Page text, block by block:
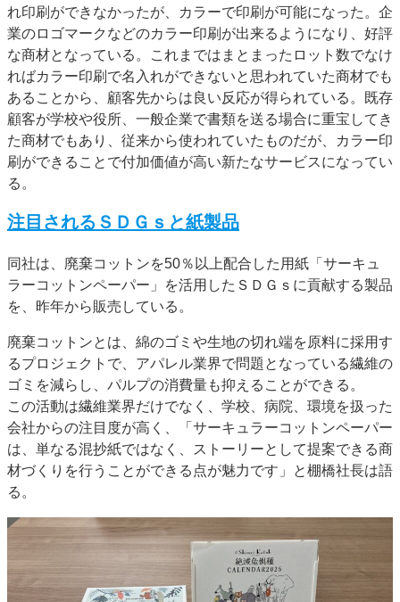
れ印刷ができなかったが、カラーで印刷が可能になった。企
業のロゴマークなどのカラー印刷が出来るようになり、好評
な商材となっている。これまではまとまったロット数でなけ
ればカラー印刷で名入れができないと思われていた商材でも
あることから、顧客先からは良い反応が得られている。既存
顧客が学校や役所、一般企業で書類を送る場合に重宝してき
た商材でもあり、従来から使われていたものだが、カラー印
刷ができることで付加価値が高い新たなサービスになってい
る。
注目されるＳＤＧｓと紙製品
同社は、廃棄コットンを50％以上配合した用紙「サーキュ
ラーコットンペーパー」を活用したＳＤＧｓに貢献する製品
を、昨年から販売している。
廃棄コットンとは、綿のゴミや生地の切れ端を原料に採用す
るプロジェクトで、アパレル業界で問題となっている繊維の
ゴミを減らし、パルプの消費量も抑えることができる。
この活動は繊維業界だけでなく、学校、病院、環境を扱った
会社からの注目度が高く、「サーキュラーコットンペーパー
は、単なる混抄紙ではなく、ストーリーとして提案できる商
材づくりを行うことができる点が魅力です」と棚橋社長は語
る。